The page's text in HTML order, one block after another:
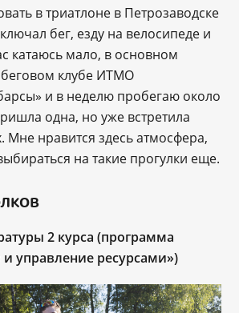
в триатлоне в Петрозаводске
бег, езду на велосипеде и
катаюсь мало, в основном
клубе ИТМО
и в неделю пробегаю около
одна, но уже встретила
Мне нравится здесь атмосфера,
на такие прогулки еще.
2 курса (программа
управление ресурсами»)